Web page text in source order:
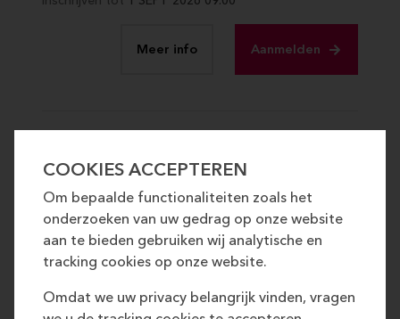
Meer info Aanmelden
Groepsvertegenwoordigers
voor de studialoog Kernfase
Arnhem en Nijmegen 25-26
Je hebt je opgegeven als
groepsvertegenwoordiger voor je klas om deel
te nemen aan de studialogen 25-26. Schrijf je
ook hier op de activitetienkalender in voor het
COOKIES ACCEPTEREN
Om bepaalde functionaliteiten zoals het
onderzoeken van uw gedrag op onze website
aan te bieden gebruiken wij analytische en
tracking cookies op onze website.
Omdat we uw privacy belangrijk vinden, vragen